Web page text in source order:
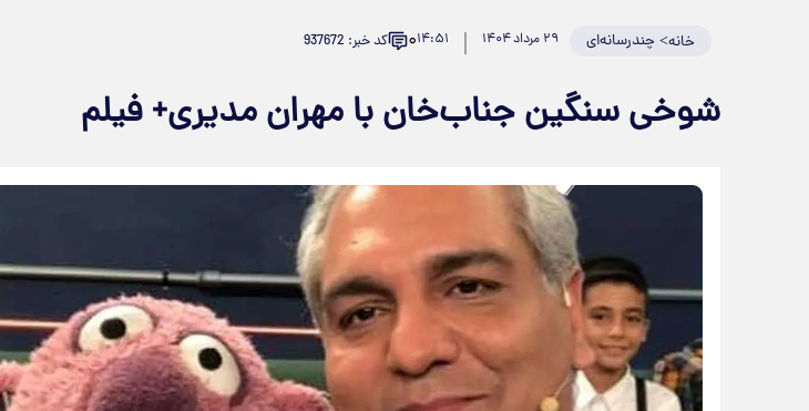
خانه> چندرسانه‌ای ۲۹ مرداد ۱۴۰۴ ۱۴:۵۱۰ کد خبر: 937672
شوخی سنگین جناب‌خان با مهران مدیری+ فیلم